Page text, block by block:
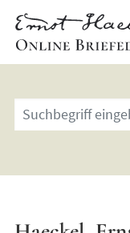
Geben
Sie
Suchbegriff